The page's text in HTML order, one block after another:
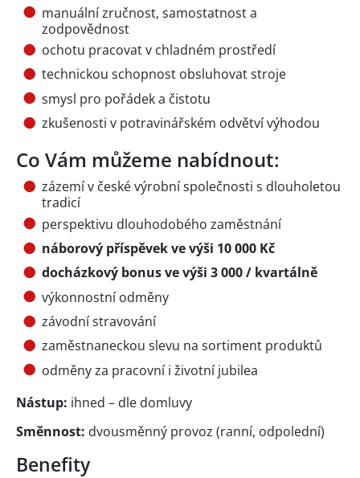
manuální zručnost, samostatnost a
zodpovědnost
ochotu pracovat v chladném prostředí
technickou schopnost obsluhovat stroje
smysl pro pořádek a čistotu
zkušenosti v potravinářském odvětví výhodou
Co Vám můžeme nabídnout:
zázemí v české výrobní společnosti s dlouholetou
tradicí
perspektivu dlouhodobého zaměstnání
náborový příspěvek ve výši 10 000 Kč
docházkový bonus ve výši 3 000 / kvartálně
výkonnostní odměny
závodní stravování
zaměstnaneckou slevu na sortiment produktů
odměny za pracovní i životní jubilea
Nástup: ihned – dle domluvy
Směnnost: dvousměnný provoz (ranní, odpolední)
Benefity